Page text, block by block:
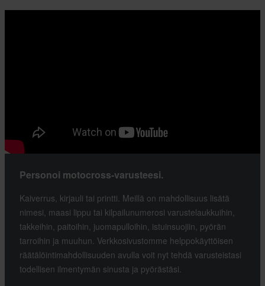
Personoi motocross-varusteesi.
Kaiverrus, kirjauli tai printti. Meillä on mahdollisuus lisätä
nimesi, maasi lippu tai kilpailunumerosi varustelaukkuihin,
takkeihin, paitoihin, juomapulloihin, istuinsuojiin, pyörän
tarroihin ja muuhun. Verkkosivustomme helppokäyttöisen
räätälöintimahdollisuuden avulla voit nyt tehdä varusteistasi
todellisen ilmentymän sinusta ja pyörästäsi.